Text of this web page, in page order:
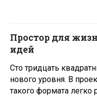
Простор для
идей
Сто тридцать
нового уровня. В
такого формата
Карелия Ленинградская